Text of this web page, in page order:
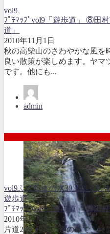
vol9
ﾌﾟﾁﾏｯﾌﾟvol9「遊歩道」 ⑧田
道」
2010年11月1日
秋の高柴山のさわやかな風を
良い散策が楽しめます。ヤマ
です。他にも...
admin
vol9ふくしまの水30選ふくし
遊歩道
ﾌﾟﾁﾏｯﾌﾟvol9「遊歩道」 ⑨田
2010年11月1日
片道20分程度の道のりで、